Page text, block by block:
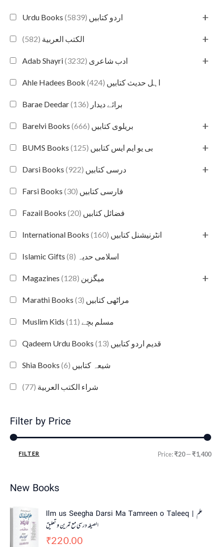
Urdu Books اردو کتابیں (5839) +
الكتب العربية (582) +
Adab Shayri ادب شاعری (3232) +
Ahle Hadees Book اہل حدیث کتابیں (424)
Barae Deedar برائے دیدار (136)
Barelvi Books بریلوی کتابیں (666) +
BUMS Books بی یو ایم ایس کتابیں (125) +
Darsi Books درسی کتابیں (922) +
Farsi Books فارسی کتابیں (30)
Fazail Books فضائل کتابیں (20)
International Books انٹرنیشنل کتابیں (160) +
Islamic Gifts اسلامی حدیہ (8)
Magazines میگزین (128) +
Marathi Books مراٹھی کتابیں (3)
Muslim Kids مسلم بچے (11)
Qadeem Urdu Books قدیم اردو کتابیں (13)
Shia Books شیعہ کتابیں (6)
شراء الكتب العربية (77)
Filter by Price
FILTER Price:₹20—₹1,400
New Books
Ilm us Seegha Darsi Ma Tamreen o Taleeq | علم
الصیغہ درسی مع تمرین و تعلیق
₹220.00